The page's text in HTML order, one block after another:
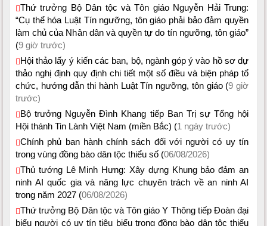
Thứ trưởng Bộ Dân tộc và Tôn giáo Nguyễn Hải Trung:
“Cụ thể hóa Luật Tín ngưỡng, tôn giáo phải bảo đảm quyền
làm chủ của Nhân dân và quyền tự do tín ngưỡng, tôn giáo”
(9 giờ trước)
Hội thảo lấy ý kiến các ban, bộ, ngành góp ý vào hồ sơ dự
thảo nghị định quy định chi tiết một số điều và biện pháp tổ
chức, hướng dẫn thi hành Luật Tín ngưỡng, tôn giáo (9 giờ
trước)
Bộ trưởng Nguyễn Đình Khang tiếp Ban Trị sự Tổng hội
Hội thánh Tin Lành Việt Nam (miền Bắc) (1 ngày trước)
Chính phủ ban hành chính sách đối với người có uy tín
trong vùng đồng bào dân tộc thiểu số (06/08/2026)
Thủ tướng Lê Minh Hưng: Xây dựng Khung bảo đảm an
ninh AI quốc gia và năng lực chuyên trách về an ninh AI
trong năm 2027 (06/08/2026)
Thứ trưởng Bộ Dân tộc và Tôn giáo Y Thông tiếp Đoàn đại
biểu người có uy tín tiêu biểu trong đồng bào dân tộc thiểu